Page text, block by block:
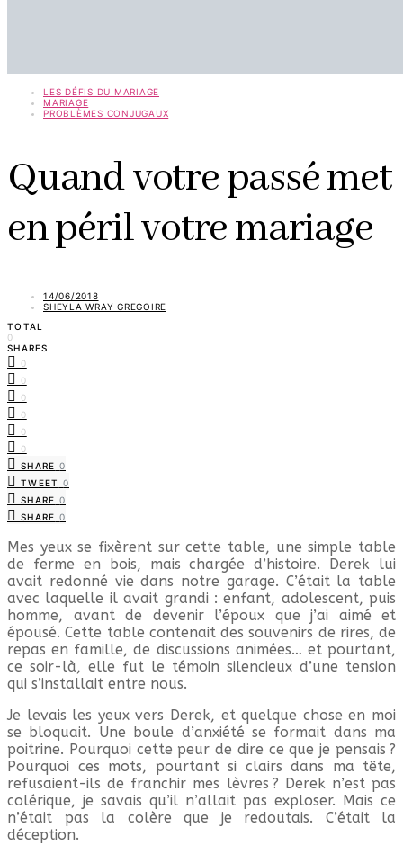
LES DÉFIS DU MARIAGE
MARIAGE
PROBLÈMES CONJUGAUX
Quand votre passé met
en péril votre mariage
14/06/2018
SHEYLA WRAY GREGOIRE
TOTAL
0
SHARES
0
0
0
0
0
0
SHARE 0
TWEET
0
SHARE 0
SHARE 0
Mes yeux se fixèrent sur cette table, une simple table
de ferme en bois, mais chargée d’histoire. Derek lui
avait redonné vie dans notre garage. C’était la table
avec laquelle il avait grandi : enfant, adolescent, puis
homme, avant de devenir l’époux que j’ai aimé et
épousé. Cette table contenait des souvenirs de rires, de
repas en famille, de discussions animées… et pourtant,
ce soir-là, elle fut le témoin silencieux d’une tension
qui s’installait entre nous.
Je levais les yeux vers Derek, et quelque chose en moi
se bloquait. Une boule d’anxiété se formait dans ma
poitrine. Pourquoi cette peur de dire ce que je pensais ?
Pourquoi ces mots, pourtant si clairs dans ma tête,
refusaient-ils de franchir mes lèvres ? Derek n’est pas
colérique, je savais qu’il n’allait pas exploser. Mais ce
n’était pas la colère que je redoutais. C’était la
déception.